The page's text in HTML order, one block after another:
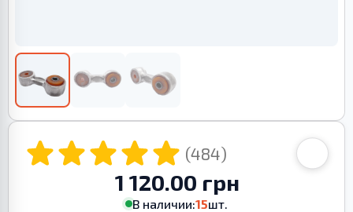
(484)
1 120.00 грн
В наличии:15шт.